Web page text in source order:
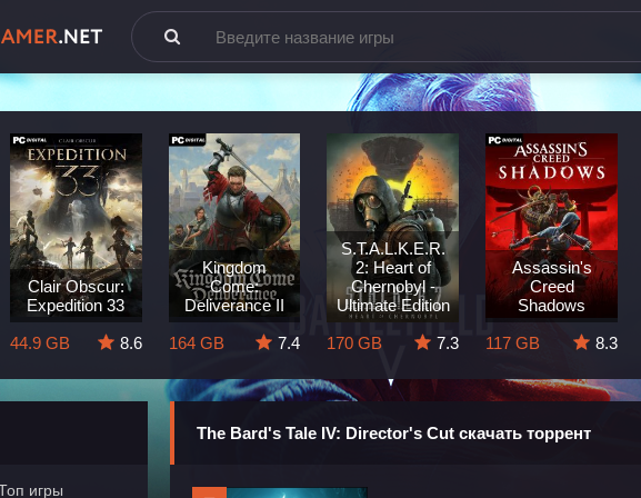
Clair Obscur:
Expedition 33
44.9 GB
8.6
Kingdom
Come:
Deliverance II
164 GB
7.4
S.T.A.L.K.E.R.
2: Heart of
Chernobyl -
Ultimate Edition
170 GB
7.3
Assassin's
Creed
Shadows
117 GB
8.3
игры
The Bard's Tale IV: Director's Cut скачать торрент